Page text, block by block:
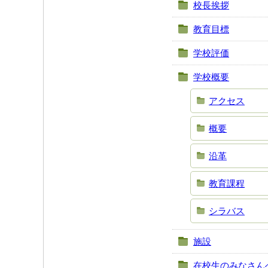
校長挨拶
教育目標
学校評価
学校概要
アクセス
概要
沿革
教育課程
シラバス
施設
在校生のみなさん